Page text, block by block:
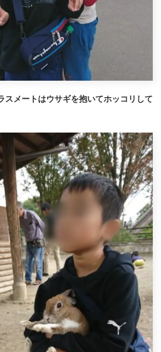
スメートはウサギを抱いてホッコリして